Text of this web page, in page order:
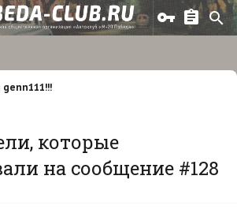
которые
на сообщение #128